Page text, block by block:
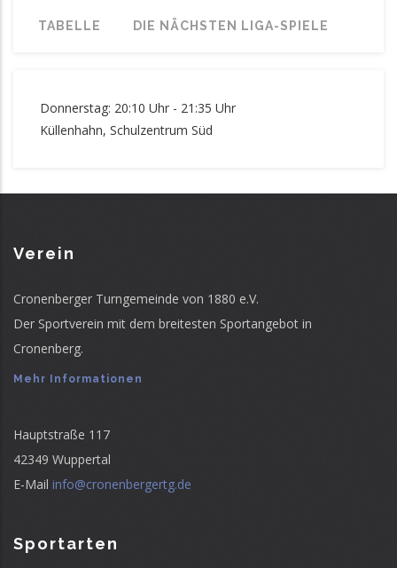
TABELLE DIE NÄCHSTEN LIGA-SPIELE
Donnerstag: 20:10 Uhr - 21:35 Uhr
Küllenhahn, Schulzentrum Süd
Verein
Cronenberger Turngemeinde von 1880 e.V.
Der Sportverein mit dem breitesten Sportangebot in
Cronenberg.
Mehr Informationen
Hauptstraße 117
42349 Wuppertal
E-Mail info@cronenbergertg.de
Sportarten